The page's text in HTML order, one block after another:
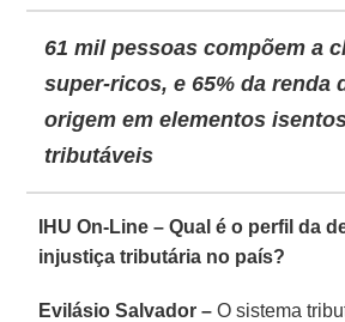
61 mil pessoas compõem a
super-ricos, e 65% da renda
origem em elementos
tributáveis
IHU On-Line – Qual é o perfil da
injustiça tributária no país?
Evilásio Salvador – O sistema